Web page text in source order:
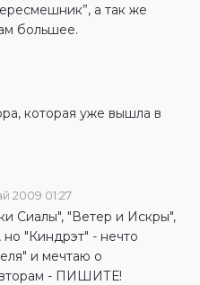
а так же
большее.
которая уже вышла в
2009 01:27
Сиалы", "Ветер и Искры",
"Киндрэт" - нечто
и мечтаю о
- ПИШИТЕ!